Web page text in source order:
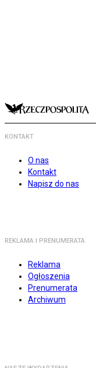
KONTAKT
O nas
Kontakt
Napisz do nas
REKLAMA I PRENUMERATA
Reklama
Ogłoszenia
Prenumerata
Archiwum